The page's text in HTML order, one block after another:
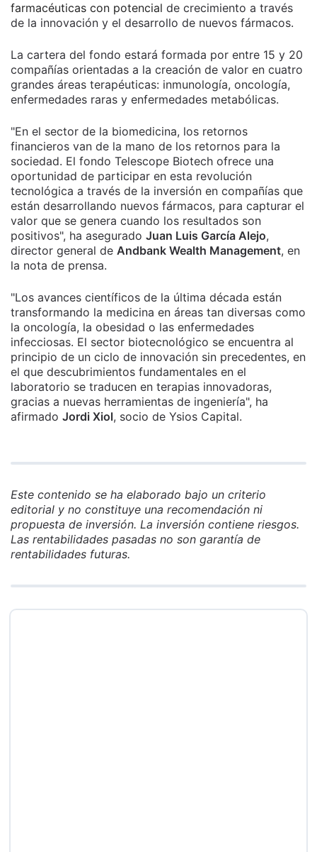
farmacéuticas con potencial de crecimiento a través
de la innovación y el desarrollo de nuevos fármacos.
La cartera del fondo estará formada por entre 15 y 20
compañías orientadas a la creación de valor en cuatro
grandes áreas terapéuticas: inmunología, oncología,
enfermedades raras y enfermedades metabólicas.
"En el sector de la biomedicina, los retornos
financieros van de la mano de los retornos para la
sociedad. El fondo Telescope Biotech ofrece una
oportunidad de participar en esta revolución
tecnológica a través de la inversión en compañías que
están desarrollando nuevos fármacos, para capturar el
valor que se genera cuando los resultados son
positivos", ha asegurado Juan Luis García Alejo,
director general de Andbank Wealth Management, en
la nota de prensa.
"Los avances científicos de la última década están
transformando la medicina en áreas tan diversas como
la oncología, la obesidad o las enfermedades
infecciosas. El sector biotecnológico se encuentra al
principio de un ciclo de innovación sin precedentes, en
el que descubrimientos fundamentales en el
laboratorio se traducen en terapias innovadoras,
gracias a nuevas herramientas de ingeniería", ha
afirmado Jordi Xiol, socio de Ysios Capital.
Este contenido se ha elaborado bajo un criterio
editorial y no constituye una recomendación ni
propuesta de inversión. La inversión contiene riesgos.
Las rentabilidades pasadas no son garantía de
rentabilidades futuras.